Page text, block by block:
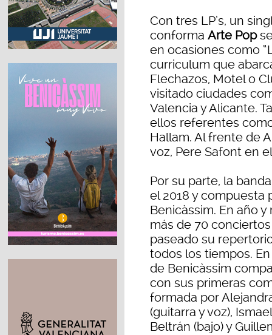
Con tres LP’s, un
conforma Arte Pop
en ocasiones como
curriculum que
Flechazos, Motel o
visitado ciudades
Valencia y Alicante.
ellos referentes
Hallam. Al frente de
voz, Pere Safont en
Por su parte, la
el 2018 y compuesta
Benicàssim. En año
más de 70
paseado su
todos los tiempos.
de Benicàssim
con sus primeras
formada por
(guitarra y voz),
Beltrán (bajo) y